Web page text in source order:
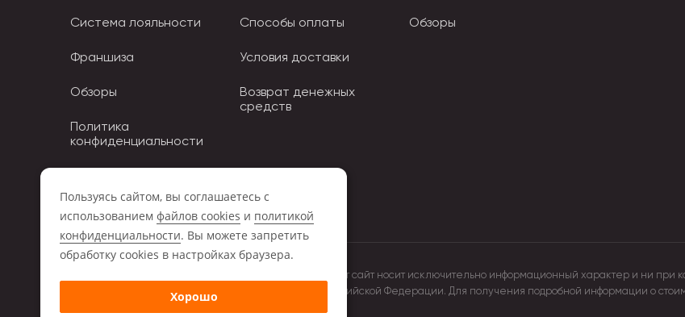
Система лояльности
Франшиза
Обзоры
Политика
конфиденциальности
Способы оплаты
Условия доставки
Возврат денежных
средств
Обзоры
Обращаем ваше внимание на то, что данный интернет сайт носит исключительно информационный характер и ни при
положениями Статьи 437 (2) Гражданского кодекса Российской Федерации. Для получения подробной информации о
Пользуясь сайтом, вы соглашаетесь с
использованием файлов cookies и политикой
конфиденциальности. Вы можете запретить
обработку сookies в настройках браузера.
Хорошо